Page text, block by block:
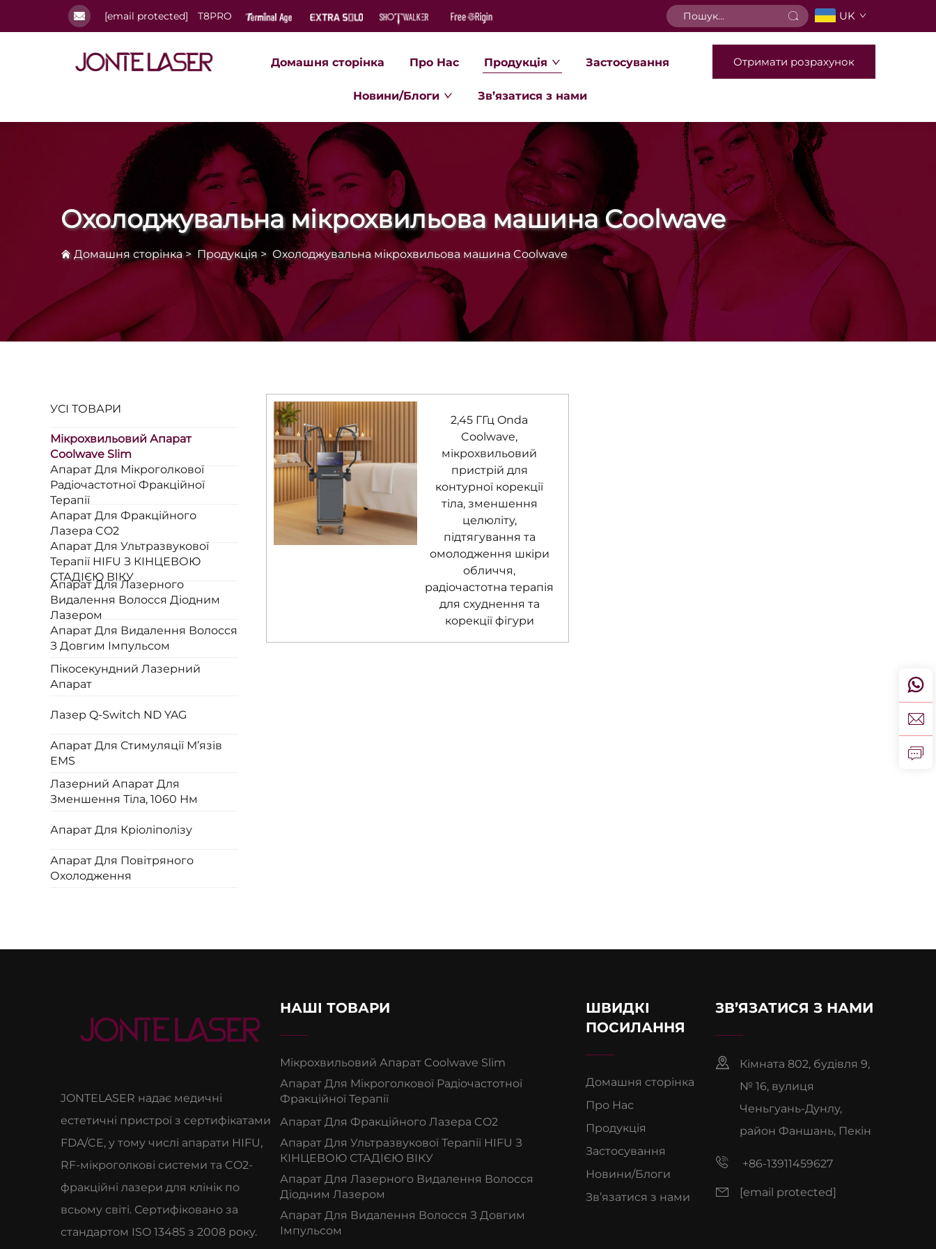
[email protected] T8PRO UK
Домашня сторінка Про Нас Продукція Застосування
Новини/Блоги Зв’язатися з нами
Отримати розрахунок
Охолоджувальна мікрохвильова машина Coolwave
Домашня сторінка> Продукція> Охолоджувальна мікрохвильова машина Coolwave
УСІ ТОВАРИ
Мікрохвильовий Апарат
Coolwave Slim
Апарат Для Мікроголкової
Радіочастотної Фракційної
Терапії
Апарат Для Фракційного
Лазера CO2
Апарат Для Ультразвукової
Терапії HIFU З КІНЦЕВОЮ
СТАДІЄЮ ВІКУ
Апарат Для Лазерного
Видалення Волосся Діодним
Лазером
Апарат Для Видалення Волосся
З Довгим Імпульсом
Пікосекундний Лазерний
Апарат
Лазер Q-Switch ND YAG
Апарат Для Стимуляції М’язів
EMS
Лазерний Апарат Для
Зменшення Тіла, 1060 Нм
Апарат Для Кріоліполізу
Апарат Для Повітряного
Охолодження
2,45 ГГц Onda
Coolwave,
мікрохвильовий
пристрій для
контурної корекції
тіла, зменшення
целюліту,
підтягування та
омолодження шкіри
обличчя,
радіочастотна терапія
для схуднення та
корекції фігури
JONTELASER надає медичні
естетичні пристрої з сертифікатами
FDA/CE, у тому числі апарати HIFU,
RF-мікроголкові системи та CO2-
фракційні лазери для клінік по
всьому світі. Сертифіковано за
стандартом ISO 13485 з 2008 року.
НАШІ ТОВАРИ
Мікрохвильовий Апарат Coolwave Slim
Апарат Для Мікроголкової Радіочастотної
Фракційної Терапії
Апарат Для Фракційного Лазера CO2
Апарат Для Ультразвукової Терапії HIFU З
КІНЦЕВОЮ СТАДІЄЮ ВІКУ
Апарат Для Лазерного Видалення Волосся
Діодним Лазером
Апарат Для Видалення Волосся З Довгим
Імпульсом
ШВИДКІ
ПОСИЛАННЯ
Домашня сторінка
Про Нас
Продукція
Застосування
Новини/Блоги
Зв’язатися з нами
ЗВ’ЯЗАТИСЯ З НАМИ
Кімната 802, будівля 9,
№ 16, вулиця
Ченьгуань-Дунлу,
район Фаншань, Пекін
+86-13911459627
[email protected]